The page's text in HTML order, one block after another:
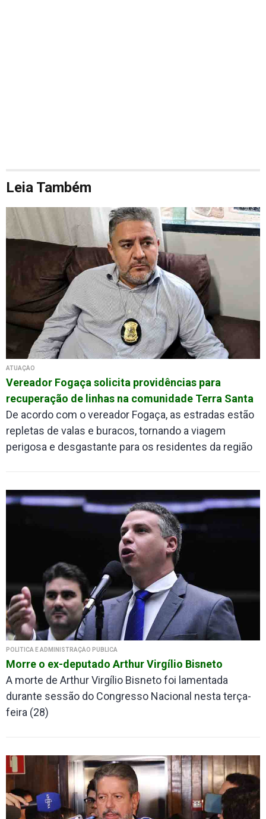
Leia Também
ATUAÇÃO
Vereador Fogaça solicita providências para
recuperação de linhas na comunidade Terra Santa
De acordo com o vereador Fogaça, as estradas estão
repletas de valas e buracos, tornando a viagem
perigosa e desgastante para os residentes da região
POLÍTICA E ADMINISTRAÇÃO PÚBLICA
Morre o ex-deputado Arthur Virgílio Bisneto
A morte de Arthur Virgílio Bisneto foi lamentada
durante sessão do Congresso Nacional nesta terça-
feira (28)